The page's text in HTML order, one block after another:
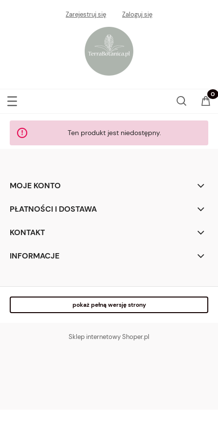
Zarejestruj się Zaloguj się
Ten produkt jest niedostępny.
MOJE KONTO
PŁATNOŚCI I DOSTAWA
KONTAKT
INFORMACJE
pokaż pełną wersję strony
Sklep internetowy Shoper.pl